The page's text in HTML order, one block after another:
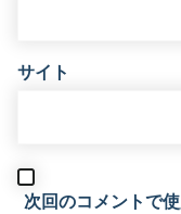
サイト
次回のコメントで